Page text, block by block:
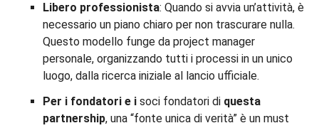
Libero professionista: Quando si avvia un’attività, è
necessario un piano chiaro per non trascurare nulla.
Questo modello funge da project manager
personale, organizzando tutti i processi in un unico
luogo, dalla ricerca iniziale al lancio ufficiale.
Per i fondatori e i soci fondatori di questa
partnership, una “fonte unica di verità” è un must